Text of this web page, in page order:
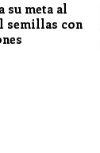
su meta al
semillas con